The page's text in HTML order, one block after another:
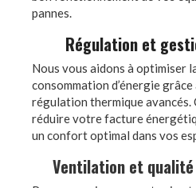
pannes.
Régulation et
Nous vous aidons à optimiser
consommation d’énergie grâce
régulation thermique avancés.
réduire votre facture
un confort optimal dans vos
Ventilation et